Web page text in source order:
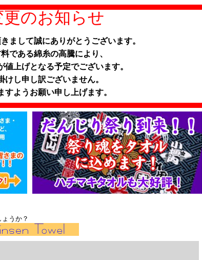
のお知らせ
まして誠にありがとうございます。
である綿糸の高騰により、
値上げとなる予定でございます。
けし申し訳ございません。
すようお願い申し上げます。
うか？